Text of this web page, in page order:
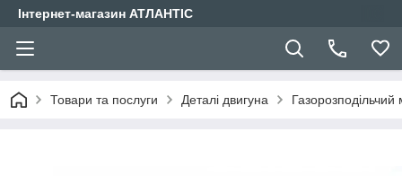
Інтернет-магазин АТЛАНТІС
Товари та послуги Деталі двигуна Газорозподільчий